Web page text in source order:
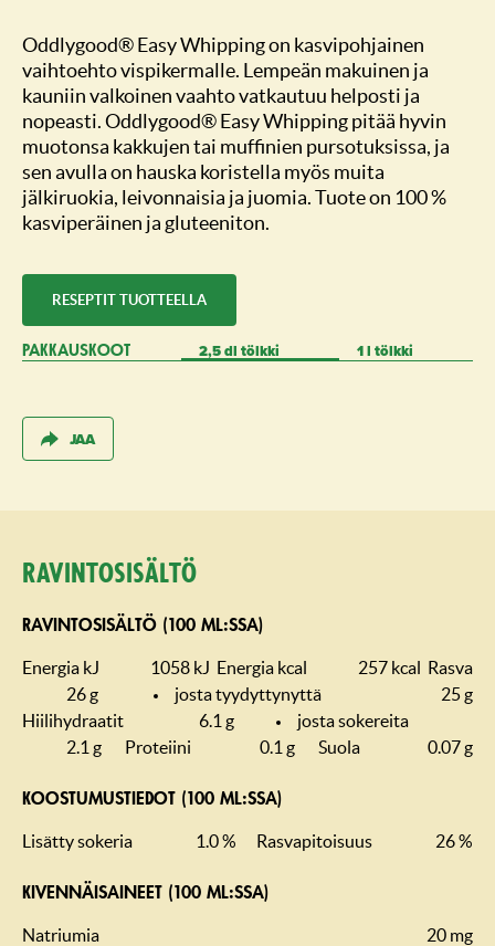
Oddlygood® Easy Whipping on kasvipohjainen
vaihtoehto vispikermalle. Lempeän makuinen ja
kauniin valkoinen vaahto vatkautuu helposti ja
nopeasti. Oddlygood® Easy Whipping pitää hyvin
muotonsa kakkujen tai muffinien pursotuksissa, ja
sen avulla on hauska koristella myös muita
jälkiruokia, leivonnaisia ja juomia. Tuote on 100 %
kasviperäinen ja gluteeniton.
RESEPTIT TUOTTEELLA
PAKKAUSKOOT 2,5 dl tölkki 1 l tölkki
JAA
Ravintosisältö
RAVINTOSISÄLTÖ (100 ML:SSA)
Energia kJ 1058 kJ Energia kcal 257 kcal Rasva
26 g
josta tyydyttynyttä
25 g
Hiilihydraatit
6.1 g
josta sokereita
2.1 g
Proteiini 0.1 g Suola 0.07 g
KOOSTUMUS­TIEDOT (100 ML:SSA)
Lisätty sokeria 1.0 % Rasvapitoisuus 26 %
KIVENNÄISAINEET (100 ML:SSA)
Natriumia 20 mg